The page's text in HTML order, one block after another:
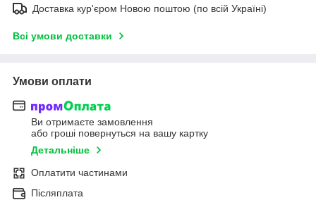
Доставка кур'єром Новою поштою (по всій Україні)
Всі умови доставки
Умови оплати
Ви отримаєте замовлення
або гроші повернуться на вашу картку
Детальніше
Оплатити частинами
Післяплата